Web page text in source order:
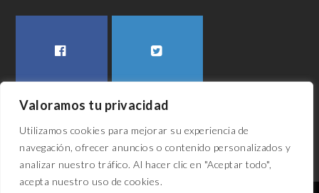
Valoramos tu privacidad
Utilizamos cookies para mejorar su experiencia de
navegación, ofrecer anuncios o contenido personalizados y
analizar nuestro tráfico. Al hacer clic en "Aceptar todo",
acepta nuestro uso de cookies.